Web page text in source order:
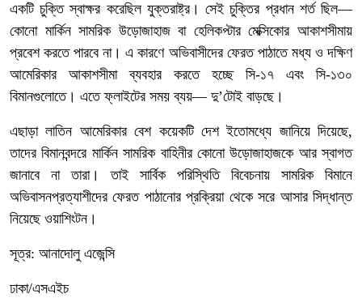
একটি চুক্তি স্বাক্ষর করেছিল যুক্তরাষ্ট্র। সেই চুক্তির প্রধান শর্ত ছিল—
কোনো মার্কিন সামরিক উড়োজাহাজ বা হেলিকপ্টার মেক্সিকোর আকাশসীমায়
প্রবেশ করতে পারবে না। এ কারণে অভিবাসীদের ফেরত পাঠাতে মধ্য ও দক্ষিণ
আমেরিকার আকাশসীমা ব্যবহার করতে হচ্ছে সি-১৭ এবং সি-১৩০
বিমানগুলোতে। এতে ফ্লাইটের সময় ব্যয়— দু’টোই বাড়ছে।
এছাড়া লাতিন আমেরিকার বেশ কয়েকটি দেশ ইতোমধ্যে জানিয়ে দিয়েছে,
তাদের বিমানবন্দরে মার্কিন সামরিক বাহিনীর কোনো উড়োজাহাজকে আর স্বাগত
জানাবে না তারা। তাই সার্বিক পরিস্থিতি বিবেচনায় সামরিক বিমানে
অভিবাসনপ্রত্যাশীদের ফেরত পাঠানোর প্রক্রিয়া থেকে সরে আসার সিদ্ধান্ত
নিয়েছে ওয়াশিংটন।
সূত্র: আনাদোলু এজেন্সি
ঢাকা/এসএইচ